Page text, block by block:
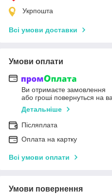
Укрпошта
Всі умови доставки
Умови оплати
Ви отримаєте замовлення
або гроші повернуться на
Детальніше
Післяплата
Оплата на картку
Всі умови оплати
Умови повернення